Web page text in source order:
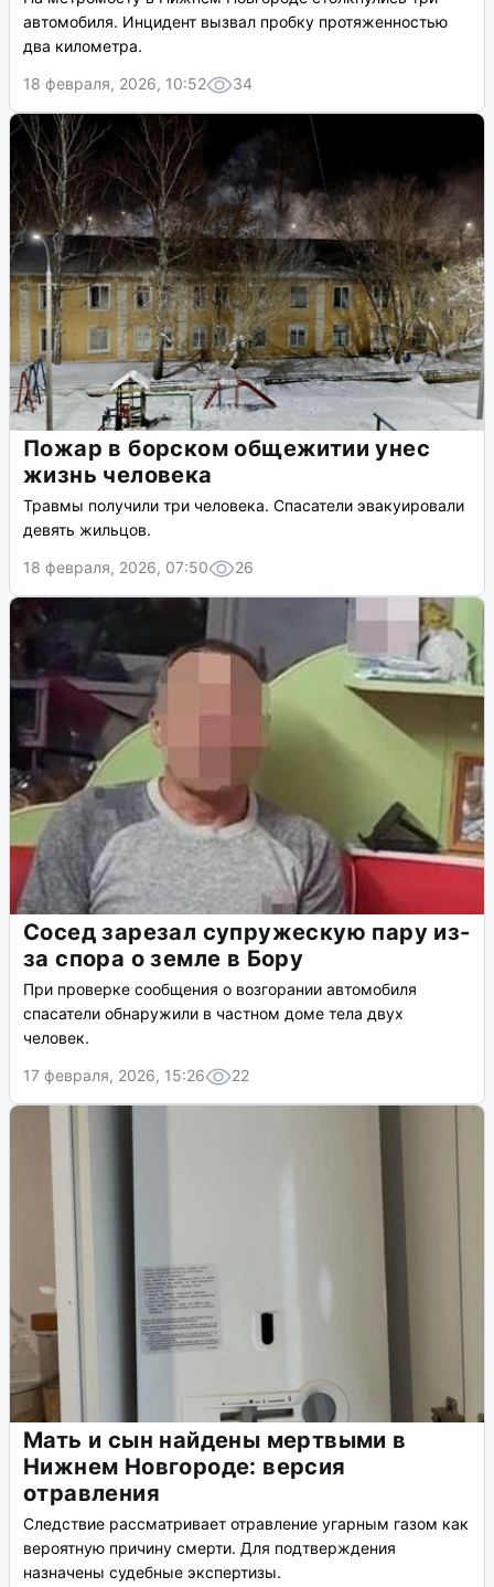
автомобиля. Инцидент вызвал пробку протяженностью
два километра.
18 февраля, 2026, 10:52
34
Пожар в борском общежитии унес
жизнь человека
Травмы получили три человека. Спасатели эвакуировали
девять жильцов.
18 февраля, 2026, 07:50
26
Сосед зарезал супружескую пару из-
за спора о земле в Бору
При проверке сообщения о возгорании автомобиля
спасатели обнаружили в частном доме тела двух
человек.
17 февраля, 2026, 15:26
22
Мать и сын найдены мертвыми в
Нижнем Новгороде: версия
отравления
Следствие рассматривает отравление угарным газом как
вероятную причину смерти. Для подтверждения
назначены судебные экспертизы.